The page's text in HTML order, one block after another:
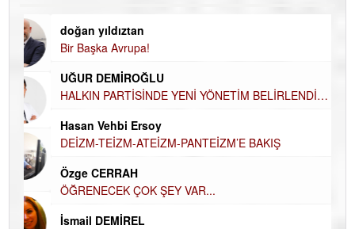
doğan yıldıztan
Bir Başka Avrupa!
UĞUR DEMİROĞLU
HALKIN PARTİSİNDE YENİ YÖNETİM BELİRLENDİ…
Hasan Vehbi Ersoy
DEİZM-TEİZM-ATEİZM-PANTEİZM’E BAKIŞ
Özge CERRAH
ÖĞRENECEK ÇOK ŞEY VAR...
İsmail DEMİREL